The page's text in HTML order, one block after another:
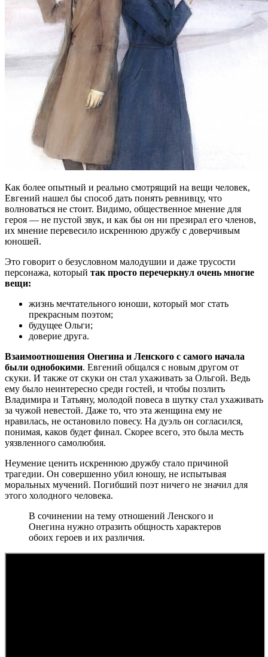
Как более опытный и реально смотрящий на вещи человек,
Евгений нашел бы способ дать понять ревнивцу, что
волноваться не стоит. Видимо, общественное мнение для
героя — не пустой звук, и как бы он ни презирал его членов,
их мнение перевесило искреннюю дружбу с доверчивым
юношей.
Это говорит о безусловном малодушии и даже трусости
персонажа, который так просто перечеркнул очень многие
вещи:
жизнь мечтательного юноши, который мог стать
прекрасным поэтом;
будущее Ольги;
доверие друга.
Взаимоотношения Онегина и Ленского с самого начала
были однобокими. Евгений общался с новым другом от
скуки. И также от скуки он стал ухаживать за Ольгой. Ведь
ему было неинтересно среди гостей, и чтобы позлить
Владимира и Татьяну, молодой повеса в шутку стал ухаживать
за чужой невестой. Даже то, что эта женщина ему не
нравилась, не остановило повесу. На дуэль он согласился,
понимая, каков будет финал. Скорее всего, это была месть
уязвленного самолюбия.
Неумение ценить искреннюю дружбу стало причиной
трагедии. Он совершенно убил юношу, не испытывая
моральных мучений. Погибший поэт ничего не значил для
этого холодного человека.
В сочинении на тему отношений Ленского и
Онегина нужно отразить общность характеров
обоих героев и их различия.